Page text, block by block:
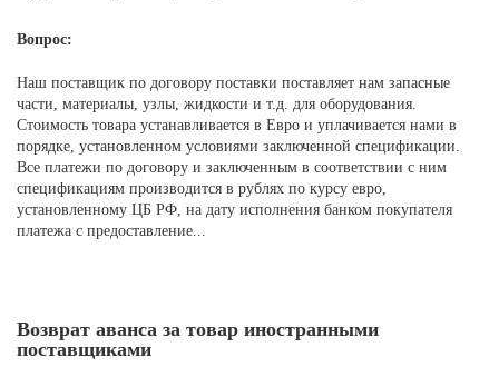
Вопрос:
Наш поставщик по договору поставки поставляет нам запасные
части, материалы, узлы, жидкости и т.д. для оборудования.
Стоимость товара устанавливается в Евро и уплачивается нами в
порядке, установленном условиями заключенной спецификации.
Все платежи по договору и заключенным в соответствии с ним
спецификациям производится в рублях по курсу евро,
установленному ЦБ РФ, на дату исполнения банком покупателя
платежа с предоставление...
Возврат аванса за товар иностранными
поставщиками